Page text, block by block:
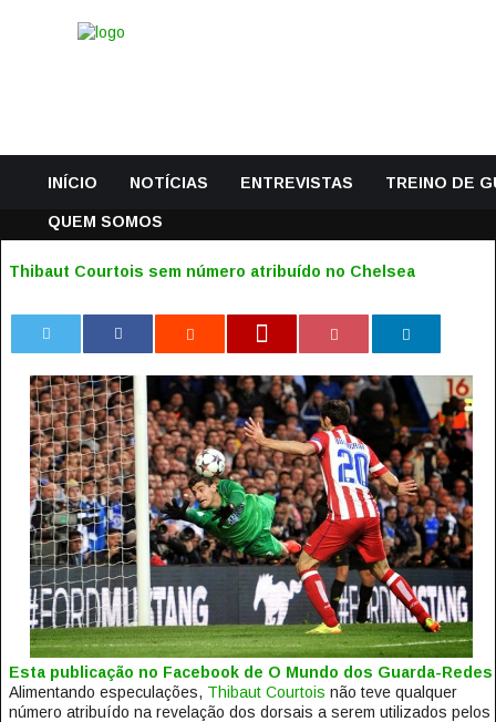
INÍCIO NOTÍCIAS ENTREVISTAS TREINO DE
QUEM SOMOS
Thibaut Courtois sem número atribuído no Chelsea
0
Esta publicação no Facebook de O Mundo dos Guarda-Redes
Alimentando especulações, Thibaut Courtois não teve qualquer
número atribuído na revelação dos dorsais a serem utilizados pelos